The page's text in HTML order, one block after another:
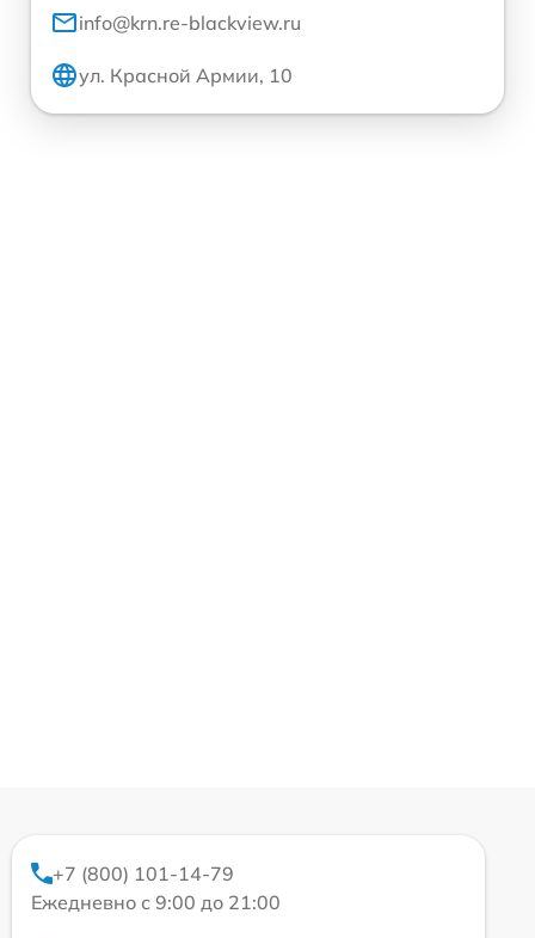
info@krn.re-blackview.ru
ул. Красной Армии, 10
+7 (800) 101-14-79
Ежедневно с 9:00 до 21:00